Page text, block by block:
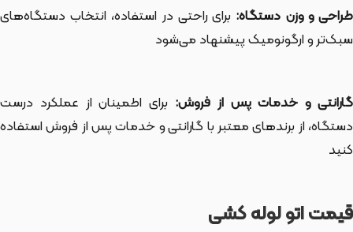
طراحی و وزن دستگاه: برای راحتی در استفاده، انتخاب دستگاه‌های
سبک‌تر و ارگونومیک پیشنهاد می‌شود
گارانتی و خدمات پس از فروش: برای اطمینان از عملکرد درست
دستگاه، از برندهای معتبر با گارانتی و خدمات پس از فروش استفاده
کنید
قیمت اتو لوله کشی